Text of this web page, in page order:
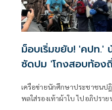
ม็อบเริ่มขยับ! 'คปท.'
ซัดปม 'โกงสอบท้อง
เครือข่ายนักศึกษาประชาชนป
พลใส่รองเท้าผ้าใบ ไปอภิปรา